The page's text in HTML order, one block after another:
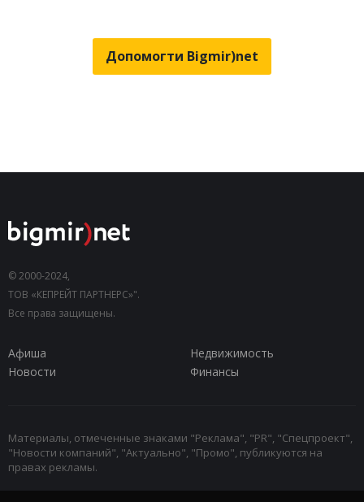
Допомогти Bigmir)net
© 2000-2024,
ТОВ «КЕПРЕЙТ ПАРТНЕРС»".
Все права защищены.
Афиша
Недвижимость
Новости
Финансы
Материалы, отмеченные знаками "Реклама", "PR", "Спецпроект",
"Новости компаний", "Актуально", "Промо", публикуются на
правах рекламы.